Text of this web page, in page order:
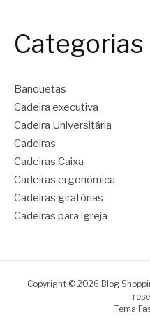
Categorias
Banquetas
Cadeira executiva
Cadeira Universitária
Cadeiras
Cadeiras Caixa
Cadeiras ergonômica
Cadeiras giratórias
Cadeiras para igreja
Copyright © 2026 Blog
Tema